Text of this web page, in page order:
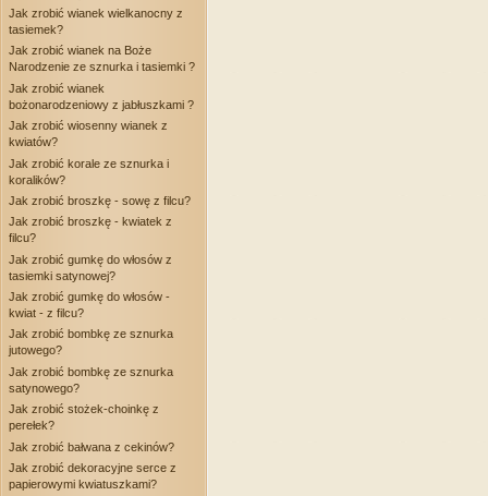
Jak zrobić wianek wielkanocny z
tasiemek?
Jak zrobić wianek na Boże
Narodzenie ze sznurka i tasiemki ?
Jak zrobić wianek
bożonarodzeniowy z jabłuszkami ?
Jak zrobić wiosenny wianek z
kwiatów?
Jak zrobić korale ze sznurka i
koralików?
Jak zrobić broszkę - sowę z filcu?
Jak zrobić broszkę - kwiatek z
filcu?
Jak zrobić gumkę do włosów z
tasiemki satynowej?
Jak zrobić gumkę do włosów -
kwiat - z filcu?
Jak zrobić bombkę ze sznurka
jutowego?
Jak zrobić bombkę ze sznurka
satynowego?
Jak zrobić stożek-choinkę z
perełek?
Jak zrobić bałwana z cekinów?
Jak zrobić dekoracyjne serce z
papierowymi kwiatuszkami?